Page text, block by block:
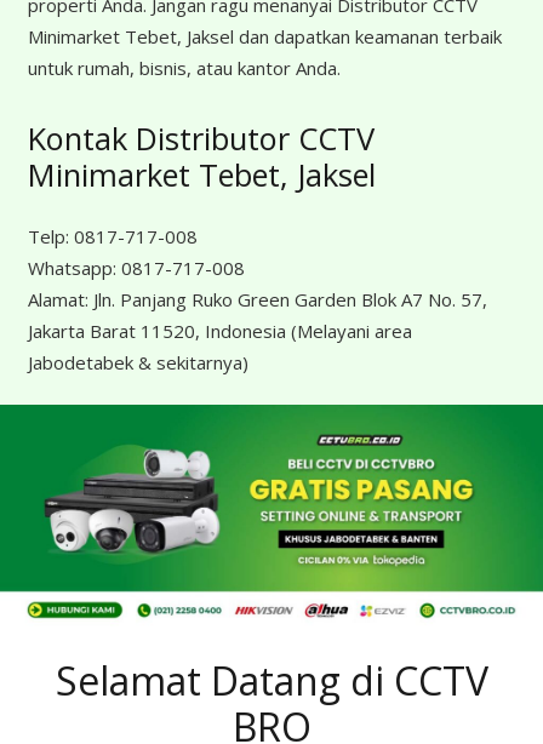
properti Anda. Jangan ragu menanyai Distributor CCTV
Minimarket Tebet, Jaksel dan dapatkan keamanan terbaik
untuk rumah, bisnis, atau kantor Anda.
Kontak Distributor CCTV
Minimarket Tebet, Jaksel
Telp: 0817-717-008
Whatsapp: 0817-717-008
Alamat: Jln. Panjang Ruko Green Garden Blok A7 No. 57,
Jakarta Barat 11520, Indonesia (Melayani area
Jabodetabek & sekitarnya)
Selamat Datang di CCTV
BRO